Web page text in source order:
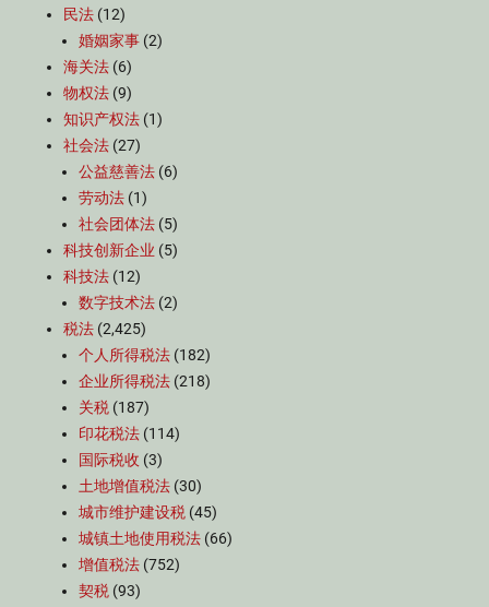
民法 (12)
婚姻家事 (2)
海关法 (6)
物权法 (9)
知识产权法 (1)
社会法 (27)
公益慈善法 (6)
劳动法 (1)
社会团体法 (5)
科技创新企业 (5)
科技法 (12)
数字技术法 (2)
税法 (2,425)
个人所得税法 (182)
企业所得税法 (218)
关税 (187)
印花税法 (114)
国际税收 (3)
土地增值税法 (30)
城市维护建设税 (45)
城镇土地使用税法 (66)
增值税法 (752)
契税 (93)